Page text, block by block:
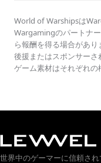
World of Warshipsは
Wargamingのパートナ
ら報酬を得る場合があ
後援またはスポンサー
ゲーム素材はそれぞれの
世界中のゲーマーに信頼され